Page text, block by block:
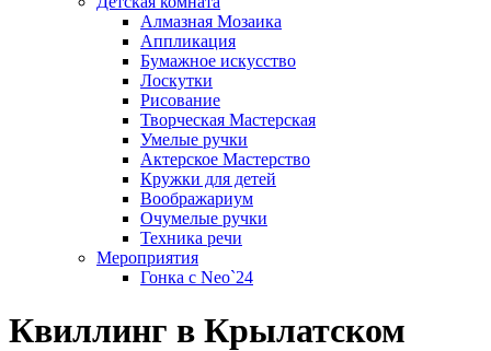
Алмазная Мозаика
Аппликация
Бумажное искусство
Лоскутки
Рисование
Творческая Мастерская
Умелые ручки
Актерское Мастерство
Кружки для детей
Воображариум
Очумелые ручки
Техника речи
Мероприятия
Гонка с Neo`24
Квиллинг в Крылатском